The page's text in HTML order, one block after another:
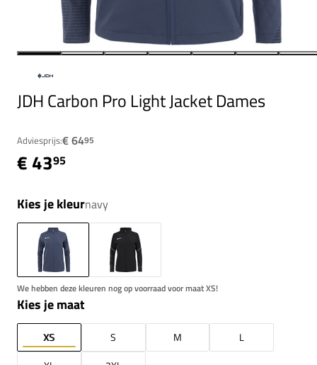
JDH Carbon Pro Light Jacket Dames
Adviesprijs:€ 6495
€ 4395
Kies je kleurnavy
We hebben deze kleuren nog op voorraad voor maat XS!
Kies je maat
XS S M
L